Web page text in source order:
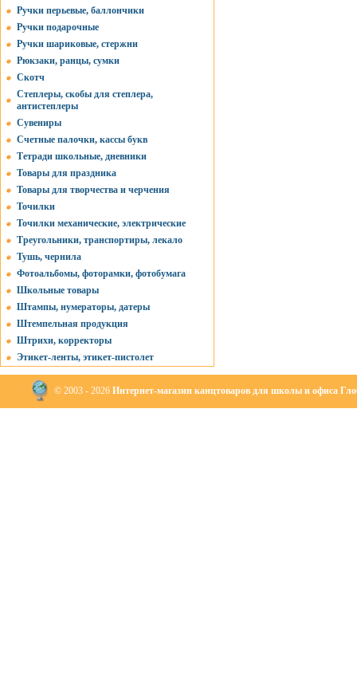
Ручки перьевые, баллончики
Ручки подарочные
Ручки шариковые, стержни
Рюкзаки, ранцы, сумки
Скотч
Степлеры, скобы для степлера,
антистеплеры
Сувениры
Счетные палочки, кассы букв
Тетради школьные, дневники
Товары для праздника
Товары для творчества и черчения
Точилки
Точилки механические, электрические
Треугольники, транспортиры, лекало
Тушь, чернила
Фотоальбомы, фоторамки, фотобумага
Школьные товары
Штампы, нумераторы, датеры
Штемпельная продукция
Штрихи, корректоры
Этикет-ленты, этикет-пистолет
© 2003 - 2026 Интернет-магазин канцтоваров для школы и офиса